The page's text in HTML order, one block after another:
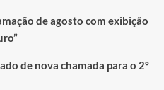
de agosto com exibição
de nova chamada para o 2º